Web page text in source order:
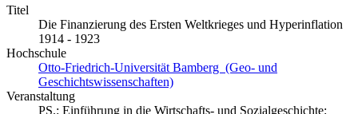
Titel
Die Finanzierung des Ersten Weltkrieges und Hyperinflation
1914 - 1923
Hochschule
Otto-Friedrich-Universität Bamberg (Geo- und
Geschichtswissenschaften)
Veranstaltung
PS.: Einführung in die Wirtschafts- und Sozialgeschichte: